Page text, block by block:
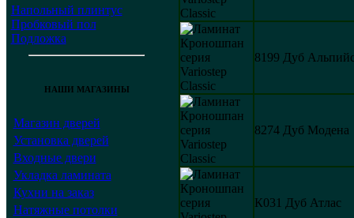
Напольный плинтус
Пробковый пол
Подложка
НАШИ МАГАЗИНЫ
Магазин дверей
Установка дверей
Входные двери
Укладка ламината
Кухни на заказ
Натяжные потолки
8199 Дуб
8274 Дуб Модена
К031 Дуб Атлас